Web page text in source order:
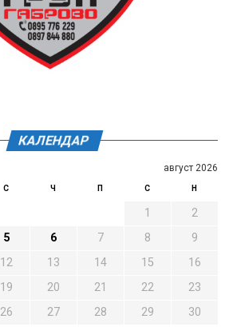
КАЛЕНДАР
август 2026
С Ч П С Н
1
2
5 6 7 8
9
12 13 14 15
16
19 20 21 22
23
26 27 28 29 30